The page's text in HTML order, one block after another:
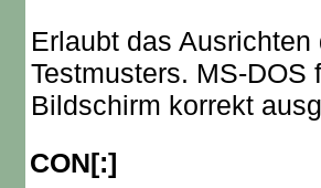
Erlaubt das
Testmusters. MS-DOS
Bildschirm korrekt
CON[:]